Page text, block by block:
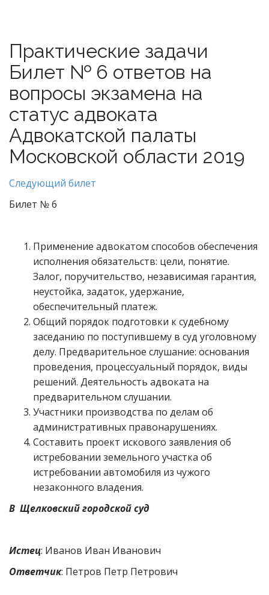
Практические задачи
Билет № 6 ответов на
вопросы экзамена на
статус адвоката
Адвокатской палаты
Московской области 2019
Следующий билет
Билет № 6
Применение адвокатом способов обеспечения
исполнения обязательств: цели, понятие.
Залог, поручительство, независимая гарантия,
неустойка, задаток, удержание,
обеспечительный платеж.
Общий порядок подготовки к судебному
заседанию по поступившему в суд уголовному
делу. Предварительное слушание: основания
проведения, процессуальный порядок, виды
решений. Деятельность адвоката на
предварительном слушании.
Участники производства по делам об
административных правонарушениях.
Составить проект искового заявления об
истребовании земельного участка об
истребовании автомобиля из чужого
незаконного владения.
В Щелковский городской суд
Истец: Иванов Иван Иванович
Ответчик: Петров Петр Петрович